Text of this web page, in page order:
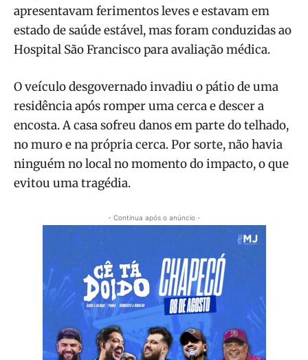
apresentavam ferimentos leves e estavam em
estado de saúde estável, mas foram conduzidas ao
Hospital São Francisco para avaliação médica.
O veículo desgovernado invadiu o pátio de uma
residência após romper uma cerca e descer a
encosta. A casa sofreu danos em parte do telhado,
no muro e na própria cerca. Por sorte, não havia
ninguém no local no momento do impacto, o que
evitou uma tragédia.
- Continua após o anúncio -